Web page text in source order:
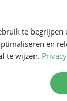
te begrijpen
en
te wijzen.